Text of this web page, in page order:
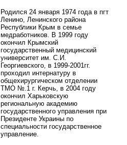
Родился 24 января 1974 года в пгт
Ленино, Ленинского района
Республики Крым в семье
медработников. В 1999 году
окончил Крымский
государственный медицинский
университет им. С.И.
Георгиевского, в 1999-2001гг.
проходил интернатуру в
общехирургическом отделении
ТМО №.1 г. Керчь, в 2004 году
окончил Харьковскую
региональную академию
государственного управления при
Президенте Украины по
специальности государственное
управление.